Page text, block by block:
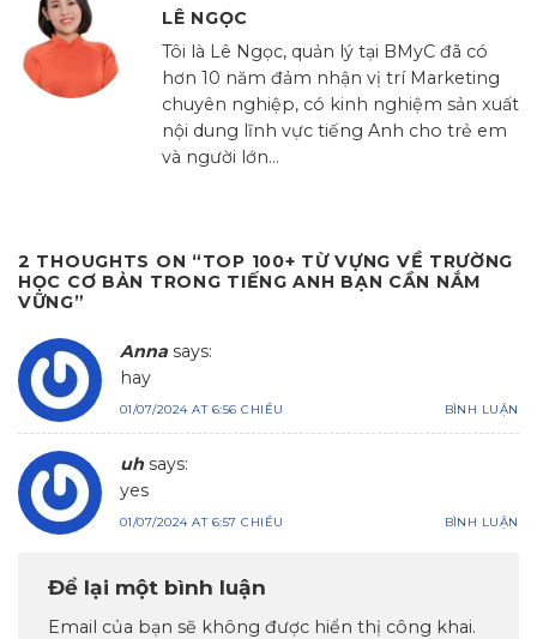
LÊ NGỌC
Tôi là Lê Ngọc, quản lý tại BMyC đã có
hơn 10 năm đảm nhận vị trí Marketing
chuyên nghiệp, có kinh nghiệm sản xuất
nội dung lĩnh vực tiếng Anh cho trẻ em
và người lớn...
2 THOUGHTS ON “TOP 100+ TỪ VỰNG VỀ TRƯỜNG
HỌC CƠ BẢN TRONG TIẾNG ANH BẠN CẦN NẮM
VỮNG”
Anna says:
hay
01/07/2024 AT 6:56 CHIỀU BÌNH LUẬN
uh says:
yes
01/07/2024 AT 6:57 CHIỀU BÌNH LUẬN
Để lại một bình luận
Email của bạn sẽ không được hiển thị công khai.